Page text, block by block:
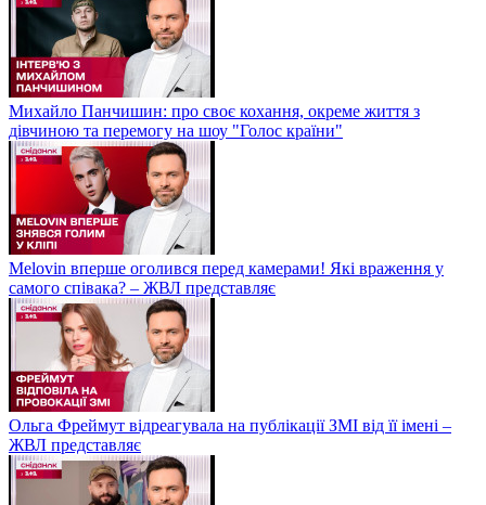
Михайло Панчишин: про своє кохання, окреме життя з
дівчиною та перемогу на шоу "Голос країни"
Melovin вперше оголився перед камерами! Які враження у
самого співака? – ЖВЛ представляє
Ольга Фреймут відреагувала на публікації ЗМІ від її імені –
ЖВЛ представляє